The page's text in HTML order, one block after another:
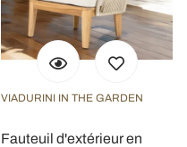
VIADURINI IN THE GARDEN
Fauteuil d'extérieur en